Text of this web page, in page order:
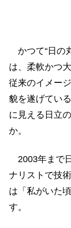
かつて“日の
は、柔軟かつ
従来のイメー
貌を遂げてい
に見える日立
か。
2003年まで
ナリストで技
は「私がいた
す。